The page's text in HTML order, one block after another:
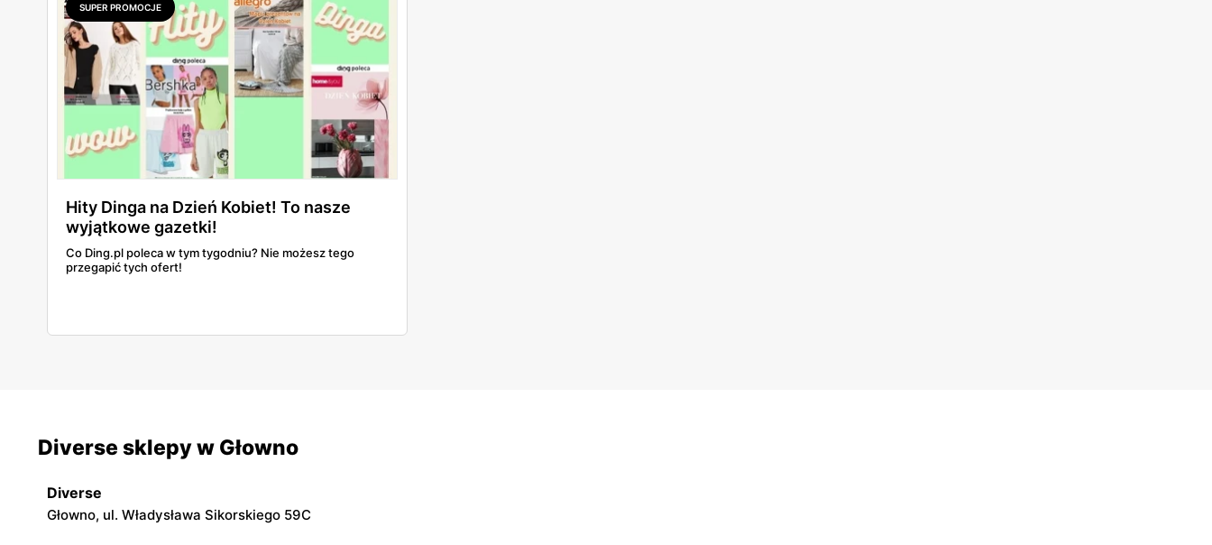
SUPER PROMOCJE
Hity Dinga na Dzień Kobiet! To nasze
wyjątkowe gazetki!
Co Ding.pl poleca w tym tygodniu? Nie możesz tego
przegapić tych ofert!
Diverse sklepy w Głowno
Diverse
Głowno, ul. Władysława Sikorskiego 59C